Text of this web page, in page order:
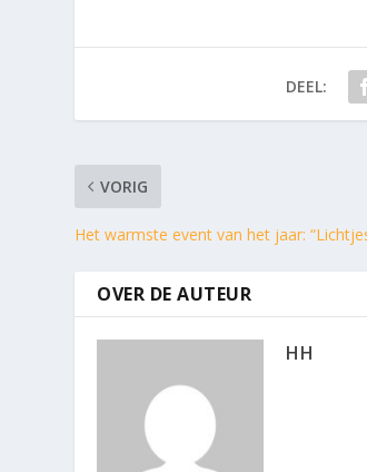
DEEL:
VORIG
Het warmste event van het jaar:
OVER DE AUTEUR
HH